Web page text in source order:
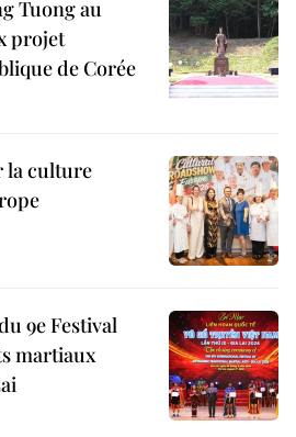
Tuong au
projet
de Corée
la culture
9e Festival
martiaux